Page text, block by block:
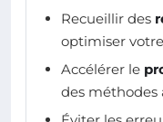
Recueillir des
optimiser
Accélérer le
des méthodes